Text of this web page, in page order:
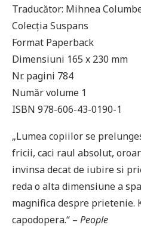
Traducător: Mihnea
Colecția Suspans
Format Paperback
Dimensiuni 165 x 230 mm
Nr. pagini 784
Număr volume 1
ISBN 978-606-43-0190-1
„Lumea copiilor se
fricii, caci raul absolut,
invinsa decat de iubire si
reda o alta dimensiune a
magnifica despre prietenie.
capodopera.“ – People